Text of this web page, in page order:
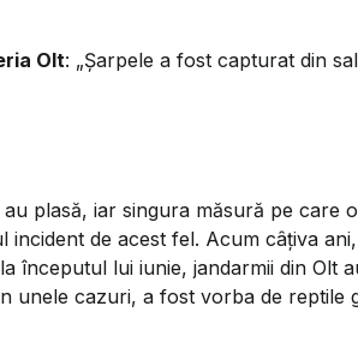
Olt: „Șarpele a fost capturat din
plasă, iar singura măsură pe care
incident de acest fel. Acum câțiva
începutul lui iunie, jandarmii din Olt
unele cazuri, a fost vorba de reptile